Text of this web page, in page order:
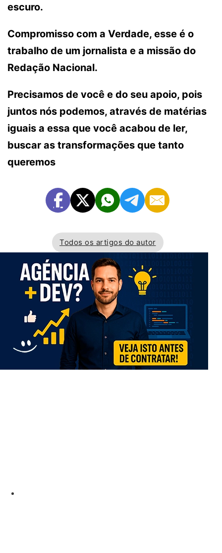
escuro.
Compromisso com a Verdade, esse é o
trabalho de um jornalista e a missão do
Redação Nacional.
Precisamos de você e do seu apoio, pois
juntos nós podemos, através de matérias
iguais a essa que você acabou de ler,
buscar as transformações que tanto
queremos
Todos os artigos do autor